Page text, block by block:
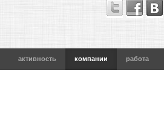
активность компании работа